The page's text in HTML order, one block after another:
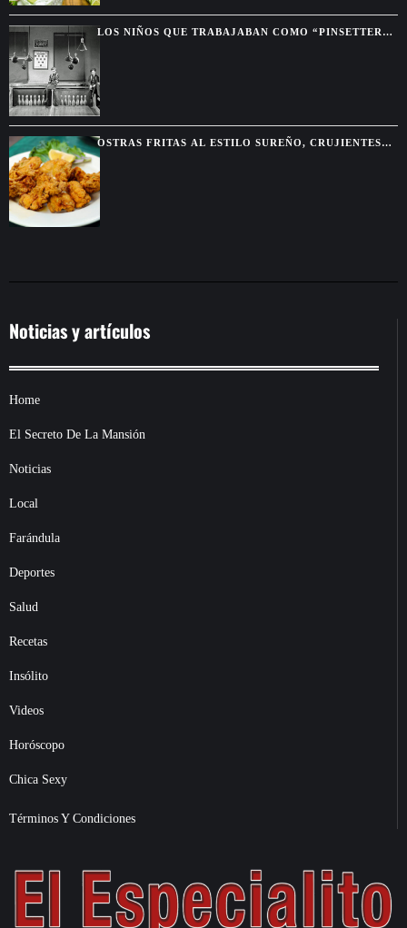
LOS NIÑOS QUE TRABAJABAN COMO “PINSETTERS”
OSTRAS FRITAS AL ESTILO SUREÑO, CRUJIENTES
POR FUERA Y JUGOSAS POR DENTRO
Noticias y artículos
Home
El Secreto De La Mansión
Noticias
Local
Farándula
Deportes
Salud
Recetas
Insólito
Videos
Horóscopo
Chica Sexy
Términos Y Condiciones